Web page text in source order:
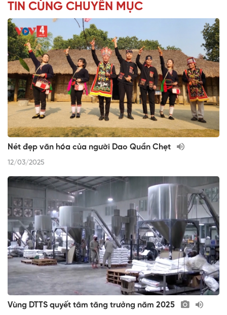
TIN CÙNG CHUYÊN MỤC
Nét đẹp văn hóa của người Dao Quần Chẹt
12/03/2025
Vùng DTTS quyết tâm tăng trưởng năm 2025